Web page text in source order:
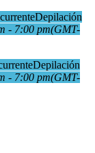
Depilación
- 7:00 pm(GMT-
Depilación
- 7:00 pm(GMT-